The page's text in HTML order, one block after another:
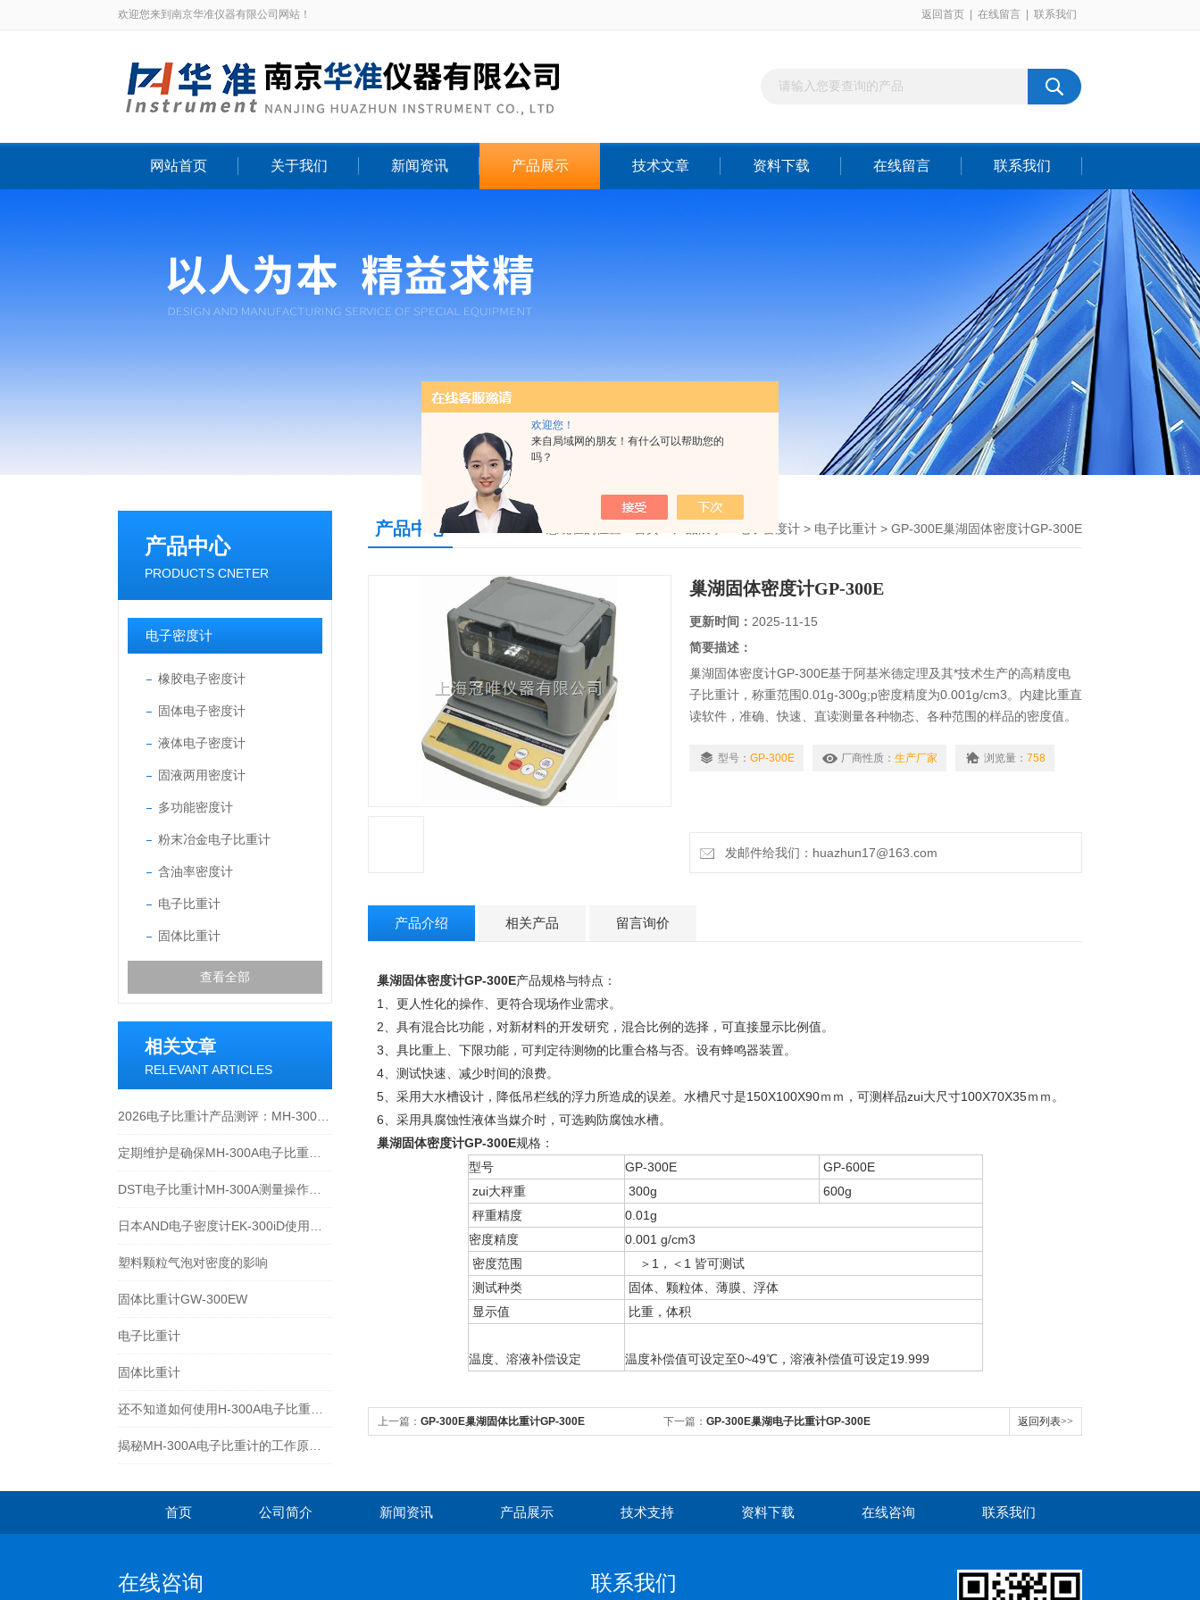
欢迎您！
来自局域网的朋友！有什么可以帮助您的
吗？
欢迎您来到南京华准仪器有限公司网站！ 返回首页 在线留言 联系我们
网站首页 关于我们 新闻资讯 产品展示 技术文章 资料下载 在线留言 联系我们
产品中心
PRODUCTS CNETER
电子密度计
橡胶电子密度计
固体电子密度计
液体电子密度计
固液两用密度计
多功能密度计
粉末冶金电子比重计
含油率密度计
电子比重计
固体比重计
查看全部
相关文章
RELEVANT ARTICLES
塑料颗粒气泡对密度的影响
固体比重计GW-300EW
电子比重计
固体比重计
产品中心 电子密度计 > 电子比重计 > GP-300E巢湖固体密度计GP-300E
巢湖固体密度计GP-300E
更新时间： 2025-11-15
简要描述：
巢湖固体密度计GP-300E基于阿基米德定理及其*技术生产的高精度电
子比重计，称重范围0.01g-300g;p密度精度为0.001g/cm3。内建比重直
读软件，准确、快速、直读测量各种物态、各种范围的样品的密度值。
合金、复合材料...等
型号： GP-300E 厂商性质： 生产厂家 浏览量： 758
发邮件给我们：huazhun17@163.com
产品介绍 相关产品 留言询价
巢湖固体密度计GP-300E产品规格与特点：
1、更人性化的操作、更符合现场作业需求。
2、具有混合比功能，对新材料的开发研究，混合比例的选择，可直接显示比例值。
3、具比重上、下限功能，可判定待测物的比重合格与否。设有蜂鸣器装置。
4、测试快速、减少时间的浪费。
5、采用大水槽设计，降低吊栏线的浮力所造成的误差。水槽尺寸是150X100X90ｍｍ，可测样品zui大尺寸100X70X35ｍｍ。
6、采用具腐蚀性液体当媒介时，可选购防腐蚀水槽。
巢湖固体密度计GP-300E规格：
型号
GP-300E
GP-600E
zui大秤重
300g
600g
秤重精度
0.01g
密度精度
0.001 g/cm3
密度范围
＞1，＜1 皆可测试
测试种类
固体、颗粒体、薄膜、浮体
显示值
比重，体积
温度、溶液补偿设定 温度补偿值可设定至0~49℃，溶液补偿值可设定19.999
上一篇： GP-300E巢湖固体比重计GP-300E 下一篇： GP-300E巢湖电子比重计GP-300E 返回列表>>
首页 公司简介 新闻资讯 产品展示 技术支持 资料下载 在线咨询 联系我们
在线咨询 联系我们